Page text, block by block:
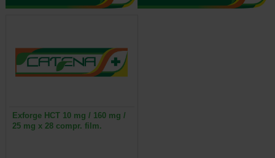
Exforge HCT 10 mg / 160 mg /
25 mg x 28 compr. film.